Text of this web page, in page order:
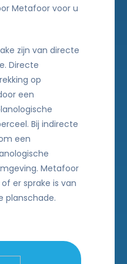
Metafoor voor u
zijn van directe
Directe
op
een
Bij indirecte
een
Metafoor
er sprake is van
planschade.